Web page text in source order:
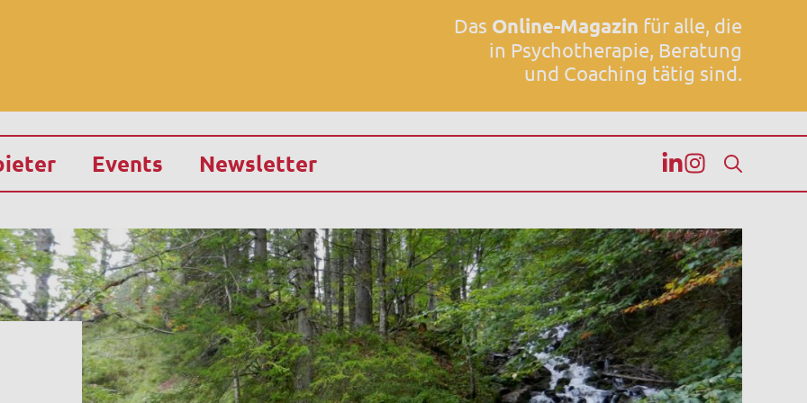
Das Online-Magazin für alle, die
in Psychotherapie, Beratung
und Coaching tätig sind.
Events Newsletter